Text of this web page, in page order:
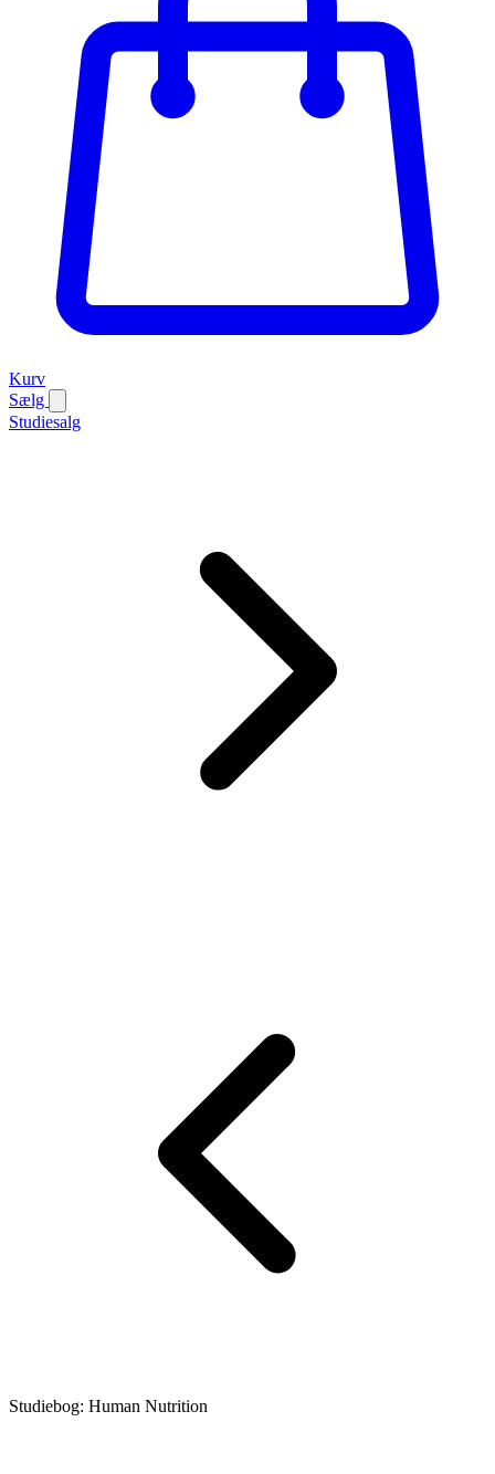
Kurv
Sælg
Studiesalg
Studiebog: Human Nutrition